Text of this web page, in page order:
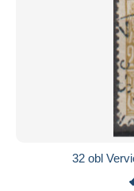
32 obl